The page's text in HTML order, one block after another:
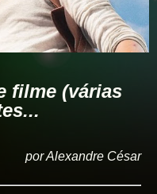
filme (várias
por Alexandre César